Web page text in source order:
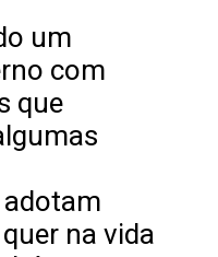
um
com
que
na vida